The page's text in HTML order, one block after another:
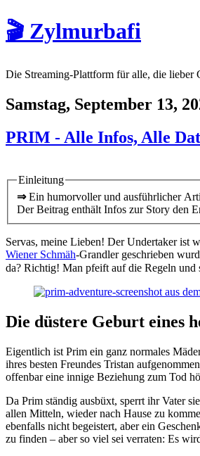
🎬 Zylmurbafi
Die Streaming-Plattform für alle, die lieber
Samstag, September 13,
PRIM - Alle Infos, Alle
Einleitung
⇒Ein humorvoller und ausführlicher
Der Beitrag enthält Infos zur Story den
Servas, meine Lieben! Der Undertaker ist
Wiener Schmäh-Grandler geschrieben
da? Richtig! Man pfeift auf die Regeln und
Die düstere Geburt eines
Eigentlich ist Prim ein ganz normales
ihres besten Freundes Tristan
offenbar eine innige Beziehung zum Tod
Da Prim ständig ausbüxt, sperrt ihr Vater
allen Mitteln, wieder nach Hause zu
ebenfalls nicht begeistert, aber ein
zu finden – aber so viel sei verraten: Es